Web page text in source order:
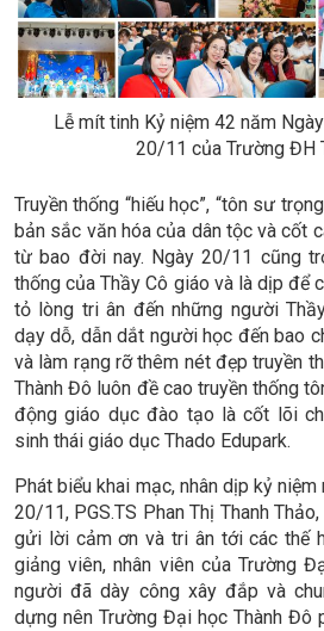
Lễ mít tinh Kỷ niệm 42 năm
20/11 của Trường ĐH
Truyền thống “hiếu học”, “tôn sư
bản sắc văn hóa của dân tộc và cốt
từ bao đời nay. Ngày 20/11 cũng
thống của Thầy Cô giáo và là dịp để
tỏ lòng tri ân đến những người
dạy dỗ, dẫn dắt người học đến bao
và làm rạng rỡ thêm nét đẹp truyền
Thành Đô luôn đề cao truyền thống
động giáo dục đào tạo là cốt lõi
sinh thái giáo dục Thado Edupark.
Phát biểu khai mạc, nhân dịp kỷ
20/11, PGS.TS Phan Thị Thanh
gửi lời cảm ơn và tri ân tới các thế
giảng viên, nhân viên của Trường
người đã dày công xây đắp và
dựng nên Trường Đại học Thành Đô